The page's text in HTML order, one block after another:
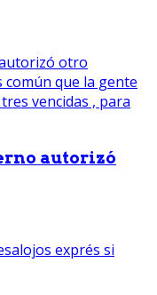
autorizó